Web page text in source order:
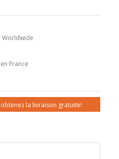
Worldwide
France
la livraison gratuite!